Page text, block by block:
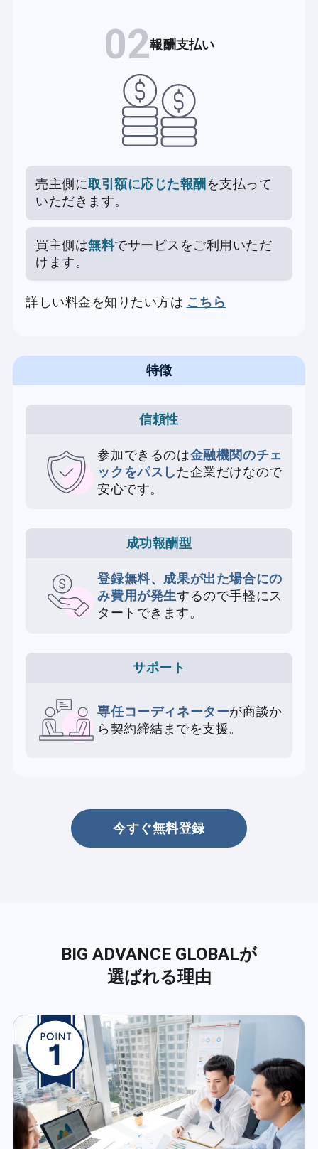
02報酬支払い
売主側に取引額に応じた報酬 を支払って
いただきます。
買主側は無料でサービスをご利用いただ
けます。
詳しい料金を知りたい方は こちら
特徴
信頼性
参加できるのは金融機関のチェ
ックをパスした企業だけなので
安心です。
成功報酬型
登録無料、成果が出た場合にの
み費用が発生するので手軽にス
タートできます。
サポート
専任コーディネーターが商談か
ら契約締結までを支援。
今すぐ無料登録
BIG ADVANCE GLOBALが
選ばれる理由